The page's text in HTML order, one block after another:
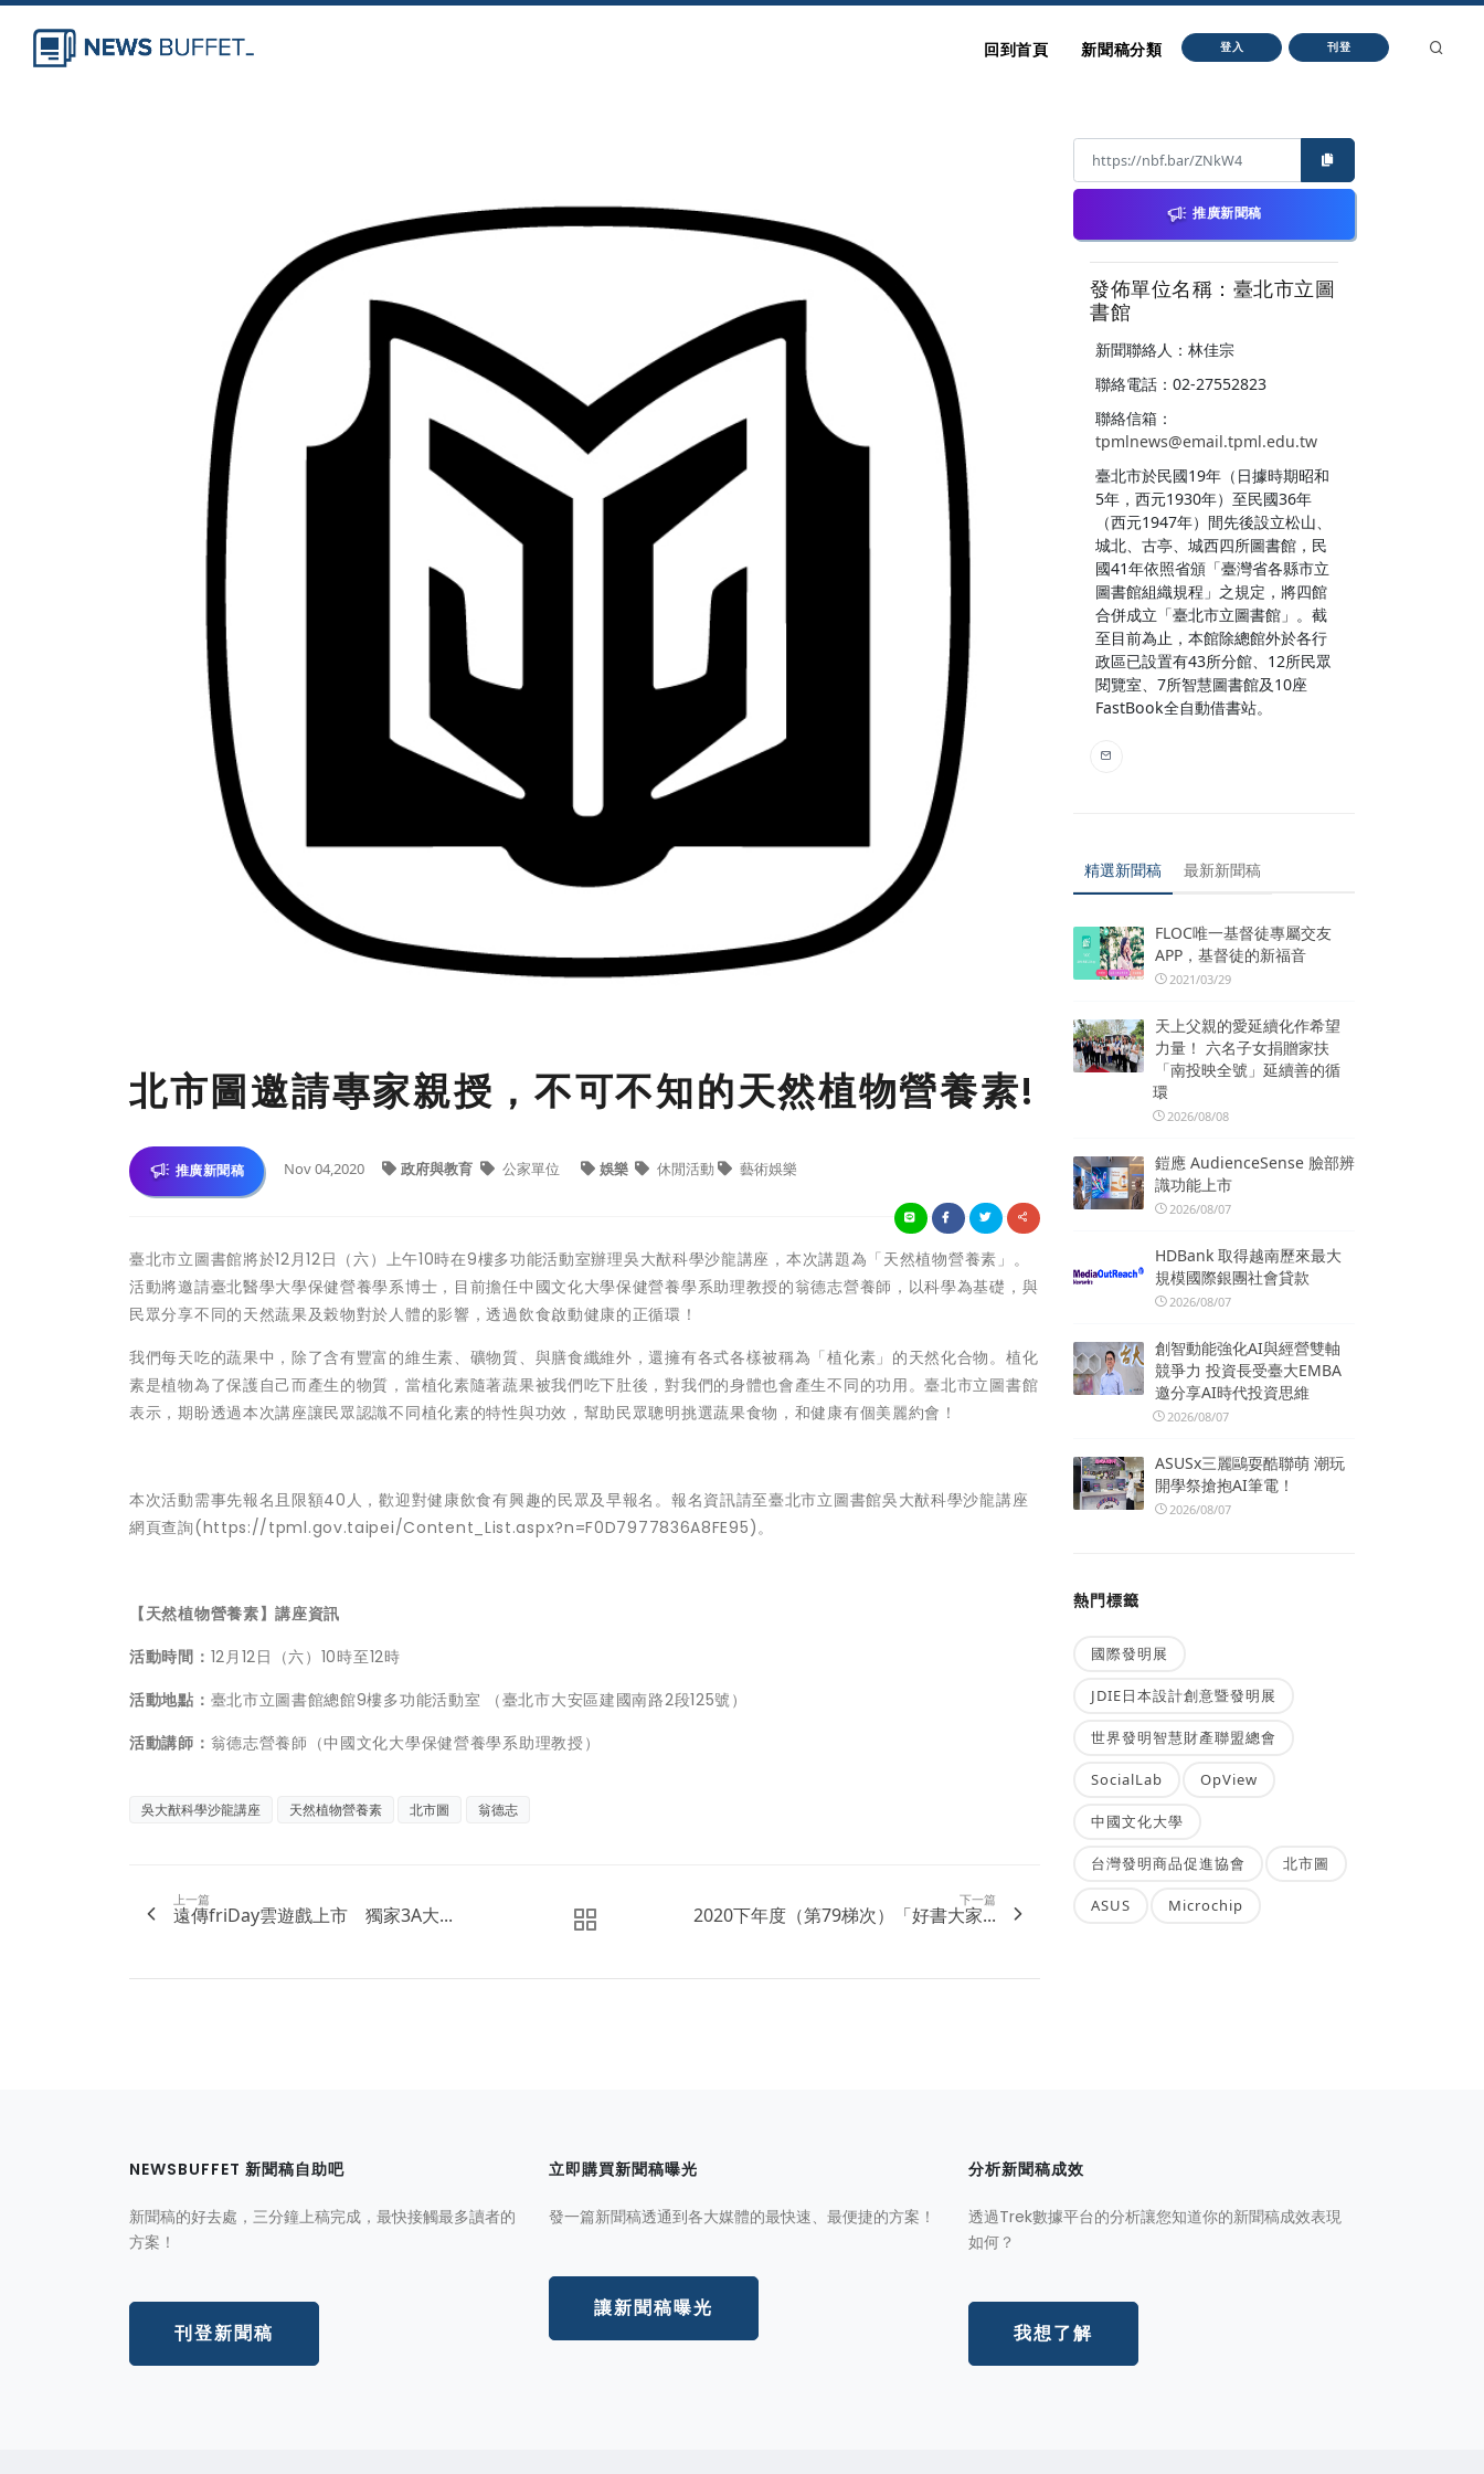
回到首頁 新聞稿分類 登入 刊登
北市圖邀請專家親授，不可不知的天然植物營養素!
推廣新聞稿 Nov 04,2020 政府與教育 公家單位 娛樂 休閒活動 藝術娛樂
臺北市立圖書館將於12月12日（六）上午10時在9樓多功能活動室辦理吳大猷科學沙龍講座，本次講題為「天然植物營養素」。
活動將邀請臺北醫學大學保健營養學系博士，目前擔任中國文化大學保健營養學系助理教授的翁德志營養師，以科學為基礎，與
民眾分享不同的天然蔬果及榖物對於人體的影響，透過飲食啟動健康的正循環！
我們每天吃的蔬果中，除了含有豐富的維生素、礦物質、與膳食纖維外，還擁有各式各樣被稱為「植化素」的天然化合物。植化
素是植物為了保護自己而產生的物質，當植化素隨著蔬果被我們吃下肚後，對我們的身體也會產生不同的功用。臺北市立圖書館
表示，期盼透過本次講座讓民眾認識不同植化素的特性與功效，幫助民眾聰明挑選蔬果食物，和健康有個美麗約會！
本次活動需事先報名且限額40人，歡迎對健康飲食有興趣的民眾及早報名。報名資訊請至臺北市立圖書館吳大猷科學沙龍講座
網頁查詢(https://tpml.gov.taipei/Content_List.aspx?n=F0D7977836A8FE95)。
【天然植物營養素】講座資訊
活動時間： 12月12日（六）10時至12時
活動地點： 臺北市立圖書館總館9樓多功能活動室 （臺北市大安區建國南路2段125號）
活動講師： 翁德志營養師（中國文化大學保健營養學系助理教授）
吳大猷科學沙龍講座 天然植物營養素 北市圖 翁德志
上一篇
遠傳friDay雲遊戲上市 獨家3A大...
下一篇
2020下年度（第79梯次）「好書大家...
推廣新聞稿
發佈單位名稱：臺北市立圖
書館
新聞聯絡人：林佳宗
聯絡電話：02-27552823
聯絡信箱：
tpmlnews@email.tpml.edu.tw
臺北市於民國19年（日據時期昭和
5年，西元1930年）至民國36年
（西元1947年）間先後設立松山、
城北、古亭、城西四所圖書館，民
國41年依照省頒「臺灣省各縣市立
圖書館組織規程」之規定，將四館
合併成立「臺北市立圖書館」。截
至目前為止，本館除總館外於各行
政區已設置有43所分館、12所民眾
閱覽室、7所智慧圖書館及10座
FastBook全自動借書站。
精選新聞稿 最新新聞稿
FLOC唯一基督徒專屬交友
APP，基督徒的新福音
2021/03/29
天上父親的愛延續化作希望
力量！ 六名子女捐贈家扶
「南投映全號」延續善的循
環
2026/08/08
鎧應 AudienceSense 臉部辨
識功能上市
2026/08/07
HDBank 取得越南歷來最大
規模國際銀團社會貸款
2026/08/07
創智動能強化AI與經營雙軸
競爭力 投資長受臺大EMBA
邀分享AI時代投資思維
2026/08/07
ASUSx三麗鷗耍酷聯萌 潮玩
開學祭搶抱AI筆電！
2026/08/07
熱門標籤
國際發明展
JDIE日本設計創意暨發明展
世界發明智慧財產聯盟總會
SocialLab OpView
中國文化大學
台灣發明商品促進協會 北市圖
ASUS Microchip
NEWSBUFFET 新聞稿自助吧
新聞稿的好去處，三分鐘上稿完成，最快接觸最多讀者的
方案！
刊登新聞稿
立即購買新聞稿曝光
發一篇新聞稿透通到各大媒體的最快速、最便捷的方案！
讓新聞稿曝光
分析新聞稿成效
透過Trek數據平台的分析讓您知道你的新聞稿成效表現
如何？
我想了解